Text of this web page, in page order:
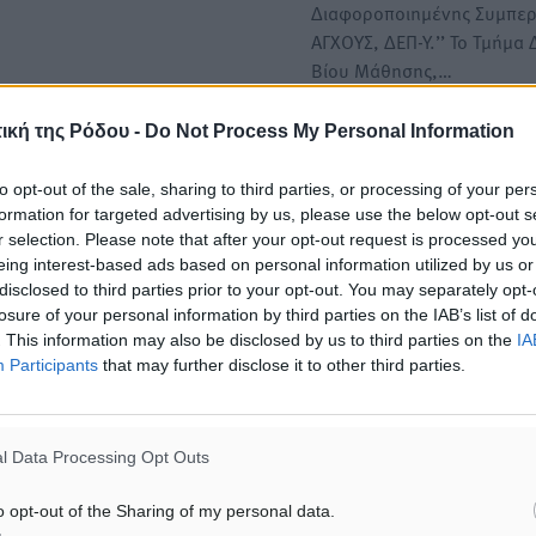
της Ρόδου - Do Not Process My Personal Information
opt-out of the sale, sharing to third parties, or processing of your
for targeted advertising by us, please use the below opt-out
selection. Please note that after your opt-out request is processed
interest-based ads based on personal information utilized by us
to third parties prior to your opt-out. You may separately
of your personal information by third parties on the IAB’s list of
This information may also be disclosed by us to third parties on the
Participants that may further disclose it to other third parties.
Data Processing Opt Outs
opt-out of the Sharing of my personal data.
Οικογένειας i-paidi
της Ελλάδας σε
Ένωση.
έρευνας στην
Εφηβικής Υγείας
Διαφοροποιημένης
ΑΓΧΟΥΣ, ΔΕΠ-Υ.’’ Το Τμήμα
Βίου Μάθησης,…
Διημερίδα στην Κω με θέμα:
σε φοβάμαι…Δεν σε
Το Τμήμα Δια Βίου
Υποστήριξης της Παιδείας
Απασχόλησης της
Με μεγάλη συμμετοχή η
Περιφέρειας Νοτίου
μέσω του Τμήματος